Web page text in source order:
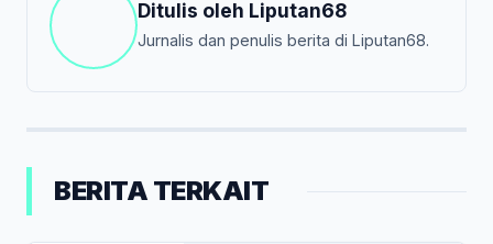
Ditulis oleh Liputan68
Jurnalis dan penulis berita di Liputan68.
BERITA TERKAIT